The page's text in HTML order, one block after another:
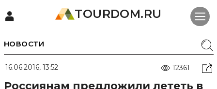
TOURDOM.RU
НОВОСТИ
16.06.2016, 13:52 12361
Россиянам предложили лететь в